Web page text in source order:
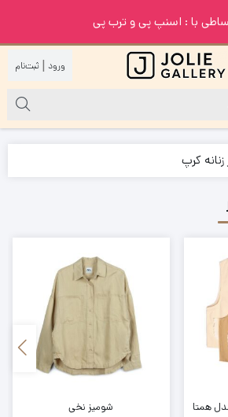
با : اسنپ پی و ترب پی
|
کرپ
همتا شومیز نخی